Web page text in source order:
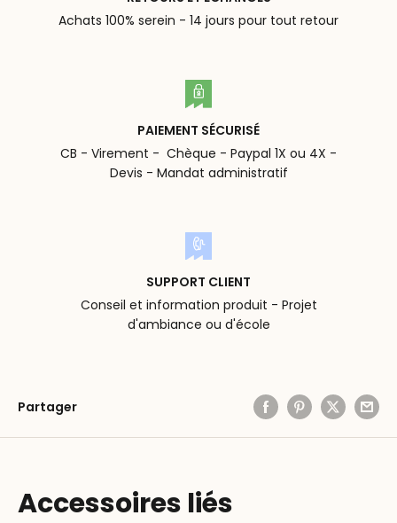
Achats 100% serein - 14 jours pour tout retour
PAIEMENT SÉCURISÉ
CB - Virement - Chèque - Paypal 1X ou 4X -
Devis - Mandat administratif
SUPPORT CLIENT
Conseil et information produit - Projet
d'ambiance ou d'école
Partager
Accessoires liés